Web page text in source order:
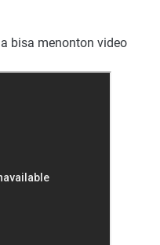
bisa menonton video